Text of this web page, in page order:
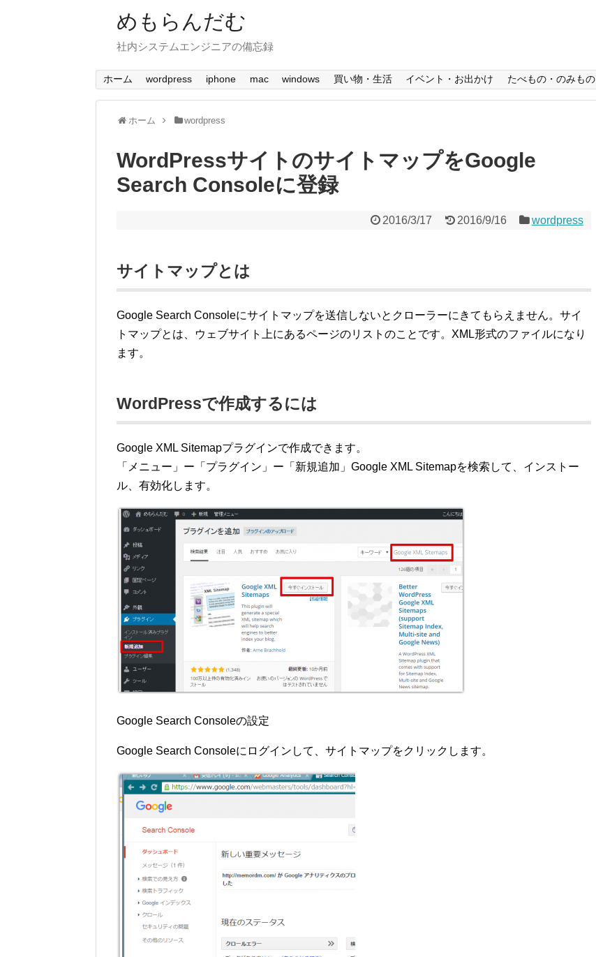
めもらんだむ
社内システムエンジニアの備忘録
ホーム wordpress iphone mac windows 買い物・生活 イベント・お出かけ たべもの・のみもの
ホーム wordpress
WordPressサイトのサイトマップをGoogle
Search Consoleに登録
2016/3/17 2016/9/16 wordpress
サイトマップとは
Google Search Consoleにサイトマップを送信しないとクローラーにきてもらえません。サイ
トマップとは、ウェブサイト上にあるページのリストのことです。XML形式のファイルになり
ます。
WordPressで作成するには
Google XML Sitemapプラグインで作成できます。
「メニュー」ー「プラグイン」ー「新規追加」Google XML Sitemapを検索して、インストー
ル、有効化します。
Google Search Consoleの設定
Google Search Consoleにログインして、サイトマップをクリックします。